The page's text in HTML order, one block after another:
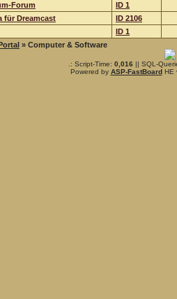
Forum
ID 1
für Dreamcast
ID 2106
ID 1
» Computer & Software
.: Script-Time: 0,016 || SQL-
Powered by ASP-FastBoardHE